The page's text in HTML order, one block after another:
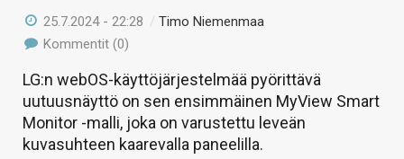
25.7.2024 - 22:28 /Timo Niemenmaa
Kommentit (0)
LG:n webOS-käyttöjärjestelmää pyörittävä
uutuusnäyttö on sen ensimmäinen MyView Smart
Monitor -malli, joka on varustettu leveän
kuvasuhteen kaarevalla paneelilla.